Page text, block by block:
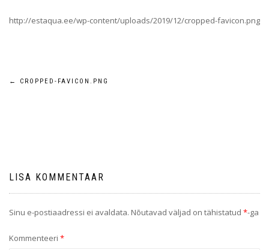
http://estaqua.ee/wp-content/uploads/2019/12/cropped-favicon.png
Navigeerimine
← CROPPED-FAVICON.PNG
LISA KOMMENTAAR
Sinu e-postiaadressi ei avaldata. Nõutavad väljad on tähistatud *-ga
Kommenteeri *